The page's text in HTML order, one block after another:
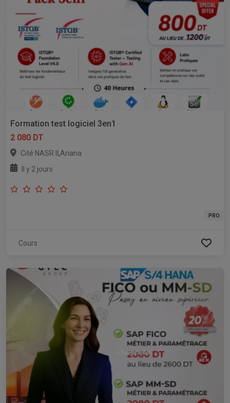
Formation test logiciel 3en1
2 080 DT
Cité NASR II ,Ariana
Il y 2 jours
PRO
Cours